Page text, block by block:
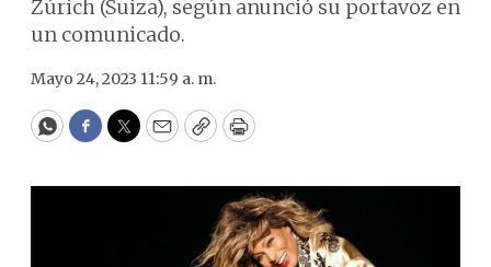
Zúrich (Suiza), según anunció su portavoz en
un comunicado.
Mayo 24, 2023 11:59 a. m.
WhatsApp
Facebook
Twitter
EmailCopyPrint